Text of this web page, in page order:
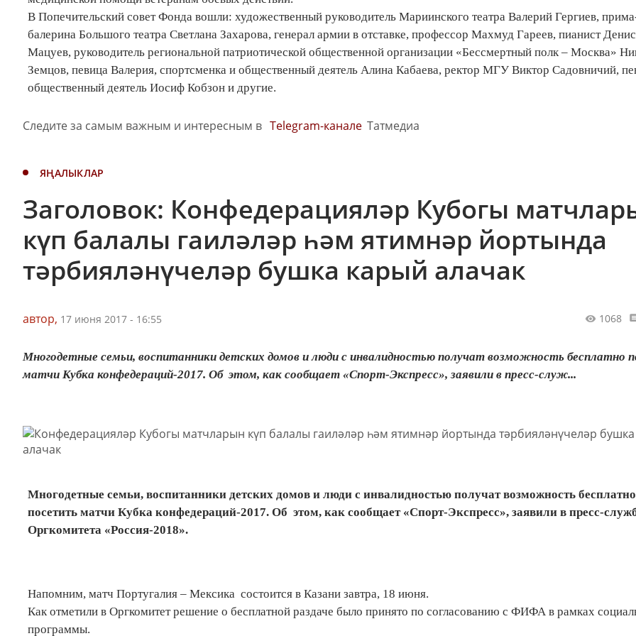
В Попечительский совет Фонда вошли: художественный руководитель Мариинского театра Валерий Гергиев,
балерина Большого театра Светлана Захарова, генерал армии в отставке, профессор Махмуд Гареев, пианист Денис
Мацуев, руководитель региональной патриотической общественной организации «Бессмертный полк – Москва»
Земцов, певица Валерия, спортсменка и общественный деятель Алина Кабаева, ректор МГУ Виктор Садовничий,
общественный деятель Иосиф Кобзон и другие.
Следите за самым важным и интересным в Telegram-канале Татмедиа
ЯҢАЛЫКЛАР
Заголовок: Конфедерацияләр Кубогы
күп балалы гаиләләр һәм ятимнәр йортында
тәрбияләнүчеләр бушка карый алачак
автор, 17 июня 2017 - 16:55 1068
Многодетные семьи, воспитанники детских домов и люди с инвалидностью получат возможность бесплатно
матчи Кубка конфедераций-2017. Об этом, как сообщает «Спорт-Экспресс», заявили в пресс-служ...
Многодетные семьи, воспитанники детских домов и люди с инвалидностью получат возможность бесплатно
посетить матчи Кубка конфедераций-2017. Об этом, как сообщает «Спорт-Экспресс», заявили в пресс-
Оргкомитета «Россия-2018».
Напомним, матч Португалия – Мексика состоится в Казани завтра, 18 июня.
Как отметили в Оргкомитет решение о бесплатной раздаче было принято по согласованию с ФИФА в рамках
программы.